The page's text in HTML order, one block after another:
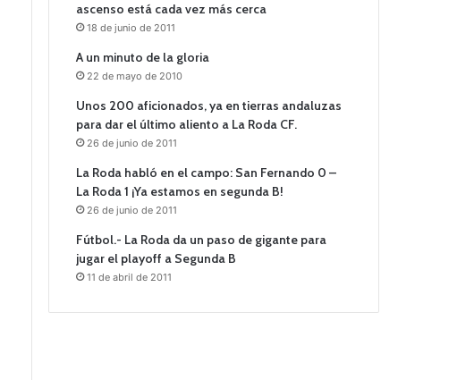
ascenso está cada vez más cerca
18 de junio de 2011
A un minuto de la gloria
22 de mayo de 2010
Unos 200 aficionados, ya en tierras andaluzas
para dar el último aliento a La Roda CF.
26 de junio de 2011
La Roda habló en el campo: San Fernando 0 –
La Roda 1 ¡Ya estamos en segunda B!
26 de junio de 2011
Fútbol.- La Roda da un paso de gigante para
jugar el playoff a Segunda B
11 de abril de 2011